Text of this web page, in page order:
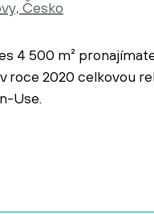
Česko
4 500 m²
roce 2020 celkovou
Use.